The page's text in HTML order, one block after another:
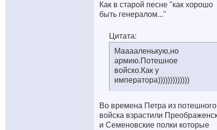
Как в старой песне "как хорошо
быть генералом..."
Цитата:
Мааааленькую,но
армию.Потешное
войско.Как у
императора)))))))))))))
Во времена Петра из потешного
войска взрастили
и Семеновские полки которые